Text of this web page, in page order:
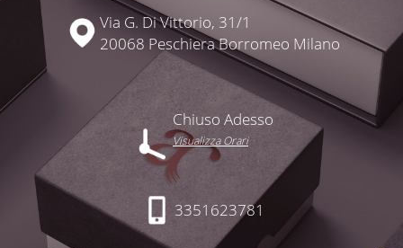
Via G. Di Vittorio, 31/1
20068 Peschiera Borromeo Milano
Chiuso Adesso
Visualizza Orari
3351623781